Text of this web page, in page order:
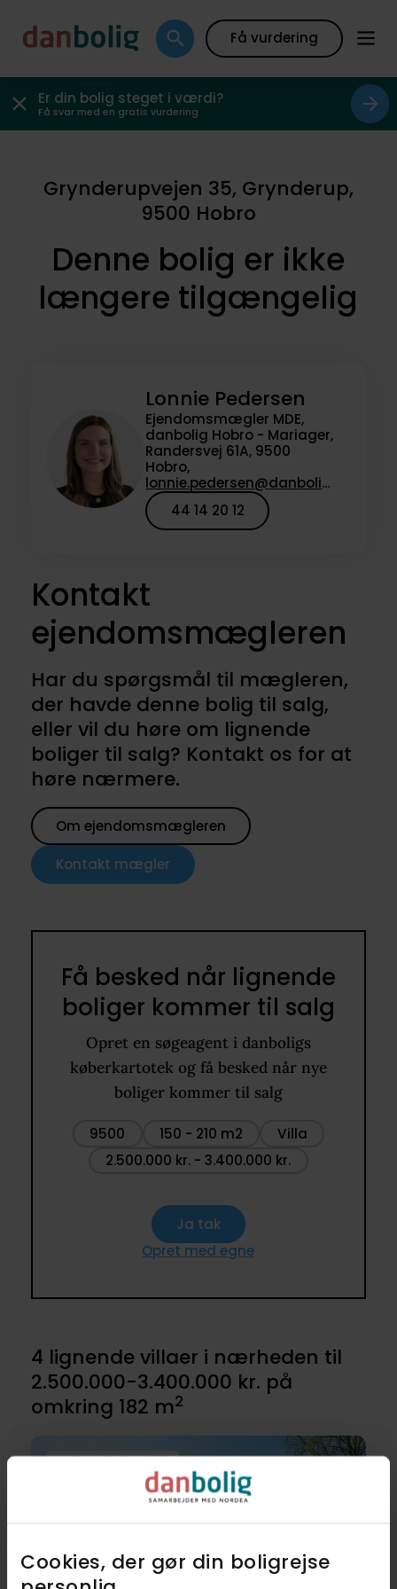
Cookies, der gør din boligrejse
Få vurdering
Er din bolig steget i værdi?
Få svar med en gratis vurdering
Grynderupvejen 35, Grynderup,
9500 Hobro
Denne bolig er ikke
længere tilgængelig
Lonnie Pedersen
Ejendomsmægler MDE,
danbolig Hobro - Mariager,
Randersvej 61A, 9500
Hobro,
lonnie.pedersen@danbolig.dk
44 14 20 12
Kontakt
ejendomsmægleren
Har du spørgsmål til mægleren,
der havde denne bolig til salg,
eller vil du høre om lignende
boliger til salg? Kontakt os for at
høre nærmere.
Om ejendomsmægleren
Kontakt mægler
Få besked når lignende
boliger kommer til salg
Opret en søgeagent i danboligs
køberkartotek og få besked når nye
boliger kommer til salg
9500 150 - 210 m2
Villa
2.500.000 kr. - 3.400.000 kr.
Ja tak
Opret med egne
4 lignende villaer i nærheden til
2.500.000-3.400.000 kr. på
omkring 182 m2
Et plan og helt centralt